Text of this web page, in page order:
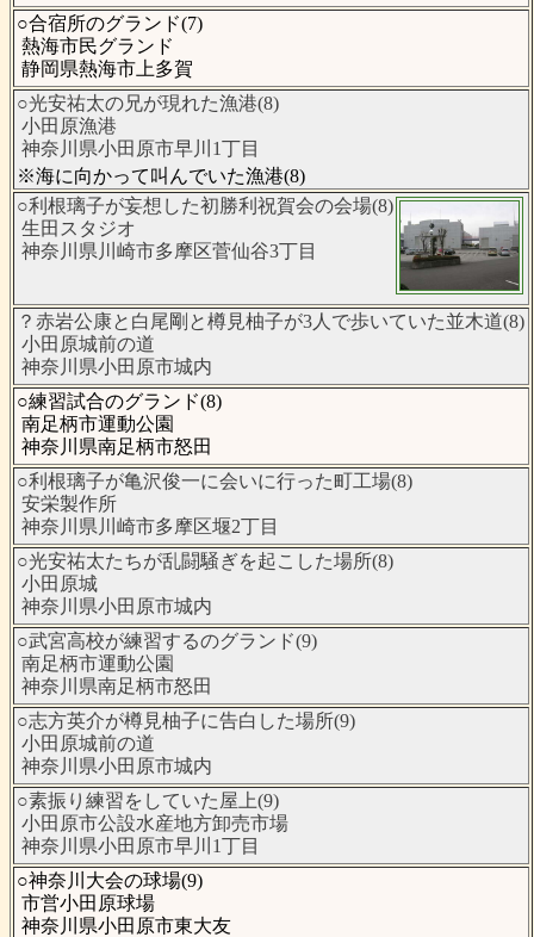
○合宿所のグランド(7)
熱海市民グランド
静岡県熱海市上多賀
○光安祐太の兄が現れた漁港(8)
小田原漁港
神奈川県小田原市早川1丁目
※海に向かって叫んでいた漁港(8)
○利根璃子が妄想した初勝利祝賀会の会場(8)
生田スタジオ
神奈川県川崎市多摩区菅仙谷3丁目
？赤岩公康と白尾剛と樽見柚子が3人で歩いていた並木道(8)
小田原城前の道
神奈川県小田原市城内
○練習試合のグランド(8)
南足柄市運動公園
神奈川県南足柄市怒田
○利根璃子が亀沢俊一に会いに行った町工場(8)
安栄製作所
神奈川県川崎市多摩区堰2丁目
○光安祐太たちが乱闘騒ぎを起こした場所(8)
小田原城
神奈川県小田原市城内
○武宮高校が練習するのグランド(9)
南足柄市運動公園
神奈川県南足柄市怒田
○志方英介が樽見柚子に告白した場所(9)
小田原城前の道
神奈川県小田原市城内
○素振り練習をしていた屋上(9)
小田原市公設水産地方卸売市場
神奈川県小田原市早川1丁目
○神奈川大会の球場(9)
市営小田原球場
神奈川県小田原市東大友